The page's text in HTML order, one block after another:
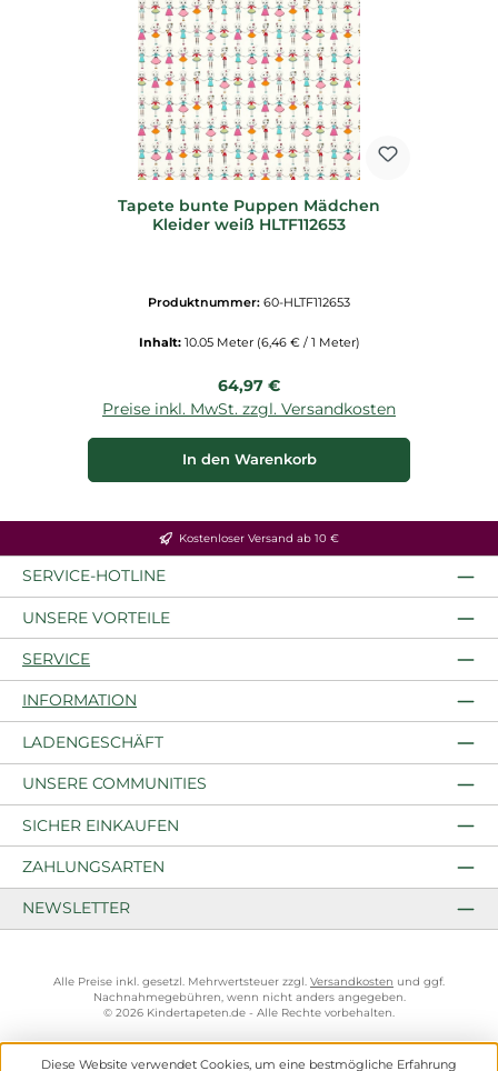
Tapete bunte Puppen Mädchen
Kleider weiß HLTF112653
Produktnummer: 60-HLTF112653
Inhalt: 10.05 Meter (6,46 € / 1 Meter)
Regulärer Preis:
64,97 €
Preise inkl. MwSt. zzgl. Versandkosten
In den Warenkorb
Kostenloser Versand ab 10 €
SERVICE-HOTLINE
UNSERE VORTEILE
SERVICE
INFORMATION
LADENGESCHÄFT
UNSERE COMMUNITIES
SICHER EINKAUFEN
ZAHLUNGSARTEN
NEWSLETTER
Alle Preise inkl. gesetzl. Mehrwertsteuer zzgl. Versandkosten und ggf.
Nachnahmegebühren, wenn nicht anders angegeben.
© 2026 Kindertapeten.de - Alle Rechte vorbehalten.
Diese Website verwendet Cookies, um eine bestmögliche Erfahrung